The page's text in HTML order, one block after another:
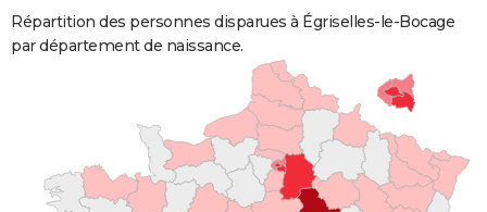
Répartition des personnes disparues à Égriselles-le-Bocage
par département de naissance.